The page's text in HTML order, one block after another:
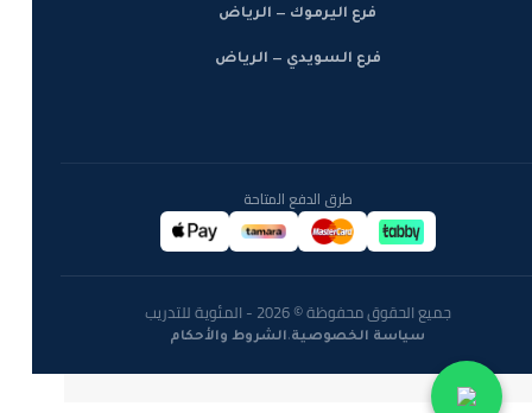
فرع اليرموك — الرياض
فرع السويدي — الرياض
طرق الدفع المتاحة
جميع الحقوق محفوظة © 2026 - المئوية للتدريب
سياسة الخصوصية·الشروط والأحكام